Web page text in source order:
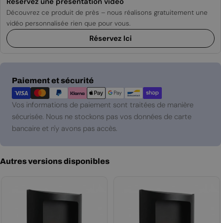
Découvrez ce produit de près – nous réalisons gratuitement une
vidéo personnalisée rien que pour vous.
Réservez Ici
Paiement et sécurité
Modes
de
paiement
Vos informations de paiement sont traitées de manière
sécurisée. Nous ne stockons pas vos données de carte
bancaire et n'y avons pas accès.
Autres versions disponibles